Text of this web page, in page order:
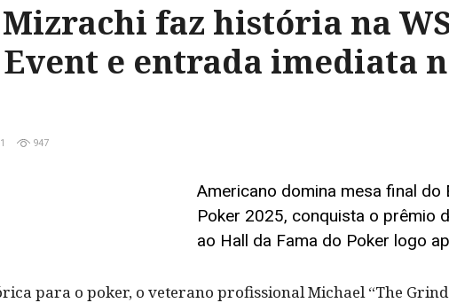
faz história na
e entrada imediata
947
Americano domina mesa final
Poker 2025, conquista o prêmio
ao Hall da Fama do Poker logo
para o poker, o veterano profissional Michael “The